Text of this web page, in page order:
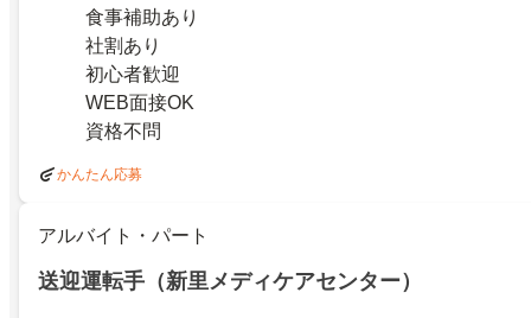
食事補助あり
社割あり
初心者歓迎
WEB面接OK
資格不問
かんたん応募
アルバイト・パート
送迎運転手（新里メディケアセンター）